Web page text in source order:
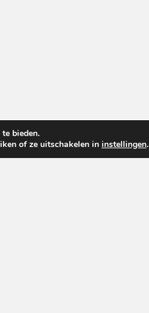
bieden.
of ze uitschakelen in instellingen.